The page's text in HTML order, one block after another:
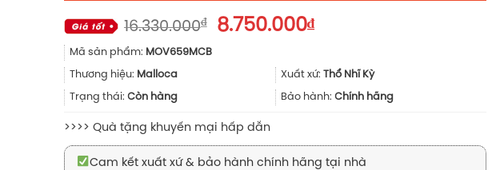
16.330.000₫
Giá
16.330.000₫.
8.750.000₫Giá
là:
8.750.000₫.
Mã sản phẩm: MOV659MCB
Thương hiệu: Malloca Xuất xứ: Thổ Nhĩ Kỳ
Trạng thái: Còn hàng Bảo hành: Chính hãng
>>>> Quà tặng khuyến mại hấp dẫn
Cam kết xuất xứ & bảo hành chính hãng tại nhà